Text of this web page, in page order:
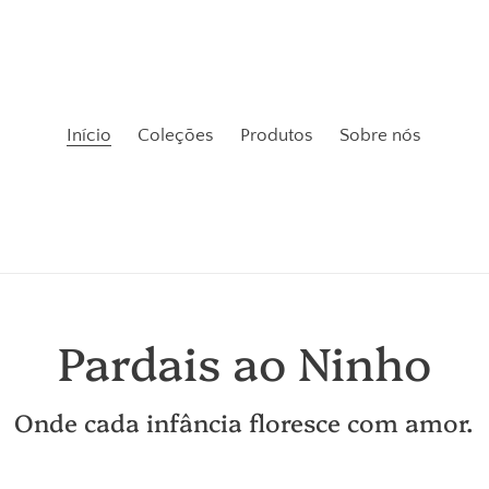
Início Coleções Produtos Sobre nós
Pardais ao Ninho
Onde cada infância floresce com amor.